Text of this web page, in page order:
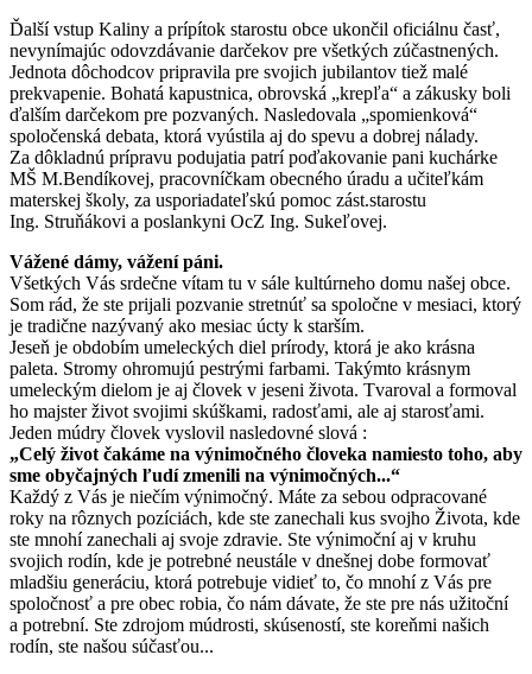
Ďalší vstup Kaliny a prípítok starostu obce ukončil oficiálnu časť,
nevynímajúc odovzdávanie darčekov pre všetkých zúčastnených.
Jednota dôchodcov pripravila pre svojich jubilantov tiež malé
prekvapenie. Bohatá kapustnica, obrovská „krepľa“ a zákusky boli
ďalším darčekom pre pozvaných. Nasledovala „spomienková“
spoločenská debata, ktorá vyústila aj do spevu a dobrej nálady.
Za dôkladnú prípravu podujatia patrí poďakovanie pani kuchárke
MŠ M.Bendíkovej, pracovníčkam obecného úradu a učiteľkám
materskej školy, za usporiadateľskú pomoc zást.starostu
Ing. Struňákovi a poslankyni OcZ Ing. Sukeľovej.
Vážené dámy, vážení páni.
Všetkých Vás srdečne vítam tu v sále kultúrneho domu našej obce.
Som rád, že ste prijali pozvanie stretnúť sa spoločne v mesiaci, ktorý
je tradične nazývaný ako mesiac úcty k starším.
Jeseň je obdobím umeleckých diel prírody, ktorá je ako krásna
paleta. Stromy ohromujú pestrými farbami. Takýmto krásnym
umeleckým dielom je aj človek v jeseni života. Tvaroval a formoval
ho majster život svojimi skúškami, radosťami, ale aj starosťami.
Jeden múdry človek vyslovil nasledovné slová :
„Celý život čakáme na výnimočného človeka namiesto toho, aby
sme obyčajných ľudí zmenili na výnimočných...“
Každý z Vás je niečím výnimočný. Máte za sebou odpracované
roky na rôznych pozíciách, kde ste zanechali kus svojho Života, kde
ste mnohí zanechali aj svoje zdravie. Ste výnimoční aj v kruhu
svojich rodín, kde je potrebné neustále v dnešnej dobe formovať
mladšiu generáciu, ktorá potrebuje vidieť to, čo mnohí z Vás pre
spoločnosť a pre obec robia, čo nám dávate, že ste pre nás užitoční
a potrební. Ste zdrojom múdrosti, skúseností, ste koreňmi našich
rodín, ste našou súčasťou...